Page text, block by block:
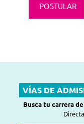
POSTULAR
VÍAS DE
Busca tu carrera